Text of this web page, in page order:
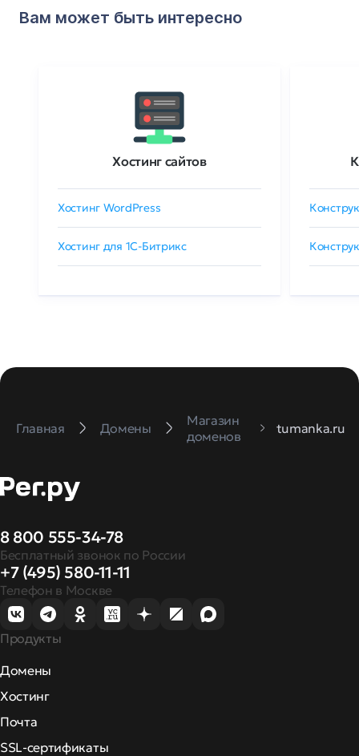
Вам может быть интересно
Хостинг сайтов
Хостинг WordPress
Хостинг для 1C-Битрикс
Главная Домены
Магазин
доменов
tumanka.ru
8 800 555-34-78
Бесплатный звонок по России
+7 (495) 580-11-11
Телефон в Москве
Продукты
Домены
Хостинг
Почта
SSL-сертификаты